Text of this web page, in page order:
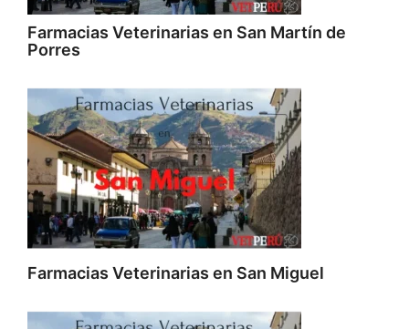
Farmacias Veterinarias en San Martín de
Porres
Farmacias Veterinarias en San Miguel